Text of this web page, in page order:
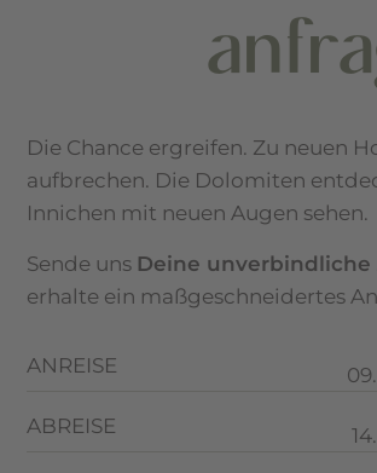
Die Chance ergreifen. Zu neuen
aufbrechen. Die Dolomiten
Innichen mit neuen Augen sehen.
Sende uns Deine unverbindliche
erhalte ein maßgeschneidertes
ANREISE
ABREISE